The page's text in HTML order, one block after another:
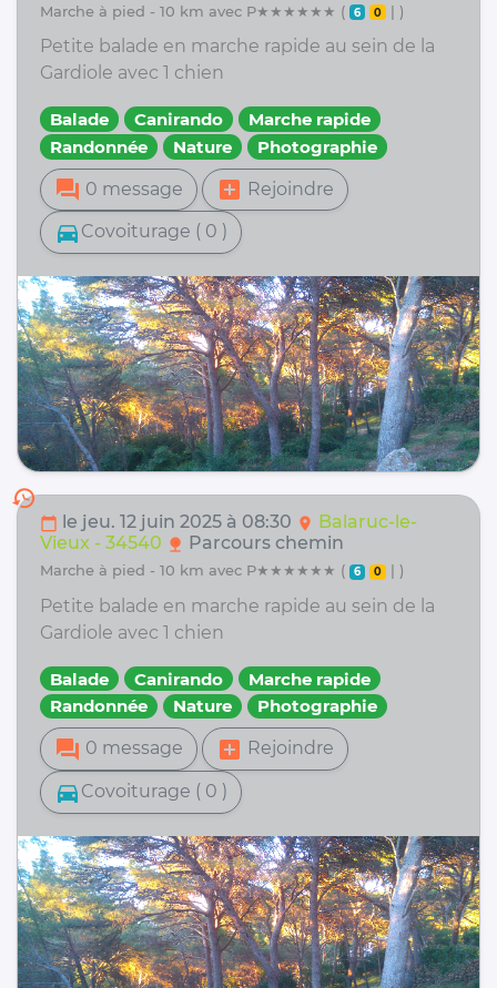
marche à pied - 10 km avec P★★★★★★ ( 6 0 | )
Petite balade en marche rapide au sein de la
Gardiole avec 1 chien
Balade Canirando
Marche rapide
Randonnée
Nature Photographie
forum 0 message add_box Rejoindre
directions_car Covoiturage ( 0 )
history
calendar_today le jeu. 12 juin 2025 à 08:30 location_on Balaruc-le-
Vieux - 34540 nature Parcours chemin
marche à pied - 10 km avec P★★★★★★ ( 6 0 | )
Petite balade en marche rapide au sein de la
Gardiole avec 1 chien
Balade Canirando
Marche rapide
Randonnée
Nature Photographie
forum 0 message add_box Rejoindre
directions_car Covoiturage ( 0 )